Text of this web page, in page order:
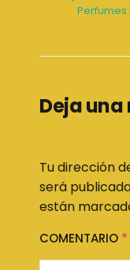
Perfumes
Deja
Tu dirección
será
están
COMENTARIO *